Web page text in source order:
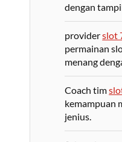
dengan
providerslot
permainan
menang
Coach tim
kemampuan
jenius.